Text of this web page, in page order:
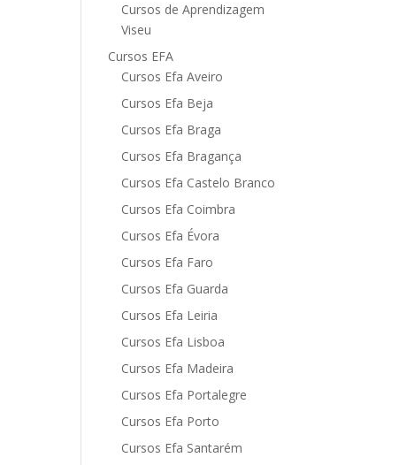
Cursos de Aprendizagem
Viseu
Cursos EFA
Cursos Efa Aveiro
Cursos Efa Beja
Cursos Efa Braga
Cursos Efa Bragança
Cursos Efa Castelo Branco
Cursos Efa Coimbra
Cursos Efa Évora
Cursos Efa Faro
Cursos Efa Guarda
Cursos Efa Leiria
Cursos Efa Lisboa
Cursos Efa Madeira
Cursos Efa Portalegre
Cursos Efa Porto
Cursos Efa Santarém